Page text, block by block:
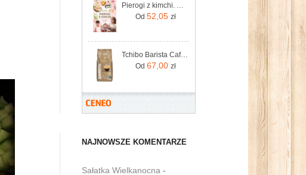
Pierogi z kimchi. Moje ulubione azjatyckie przepisy
Od 52,05 zł
Tchibo Barista Caffe Crema Kawa ziarnista 1kg
Od 67,00 zł
NAJNOWSZE KOMENTARZE
Sałatka Wielkanocna -